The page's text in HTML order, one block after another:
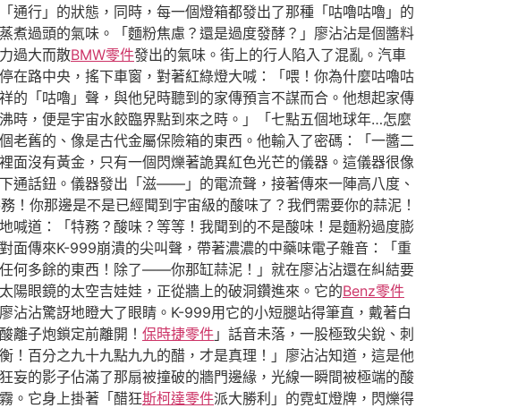
通行」的狀態，同時，每一個燈箱都發出了那種「咕嚕咕嚕」的
過頭的氣味。「麵粉焦慮？還是過度發酵？」廖沾沾是個醬料
過大而散BMW零件發出的氣味。街上的行人陷入了混亂。汽車
在路中央，搖下車窗，對著紅綠燈大喊：「喂！你為什麼咕嚕咕
的「咕嚕」聲，與他兒時聽到的家傳預言不謀而合。他想起家傳
時，便是宇宙水餃臨界點到來之時。」「七點五個地球年…怎麼
老舊的、像是古代金屬保險箱的東西。他輸入了密碼：「一醬二
面沒有黃金，只有一個閃爍著詭異紅色光芒的儀器。這儀器很像
通話鈕。儀器發出「滋——」的電流聲，接著傳來一陣高八度、
你那邊是不是已經聞到宇宙級的酸味了？我們需要你的蒜泥！
喊道：「特務？酸味？等等！我聞到的不是酸味！是麵粉過度膨
面傳來K-999崩潰的尖叫聲，帶著濃濃的中藥味電子雜音：「重
何多餘的東西！除了——你那缸蒜泥！」就在廖沾沾還在糾結要
陽眼鏡的太空吉娃娃，正從牆上的破洞鑽進來。它的Benz零件
沾驚訝地瞪大了眼睛。K-999用它的小短腿站得筆直，戴著白
離子炮鎖定前離開！ 保時捷零件 」話音未落，一股極致尖銳、刺
！百分之九十九點九九的醋，才是真理！」廖沾沾知道，這是他
妄的影子佔滿了那扇被撞破的牆門邊緣，光線一瞬間被極端的酸
。它身上掛著「醋狂斯柯達零件派大勝利」的霓虹燈牌，閃爍得